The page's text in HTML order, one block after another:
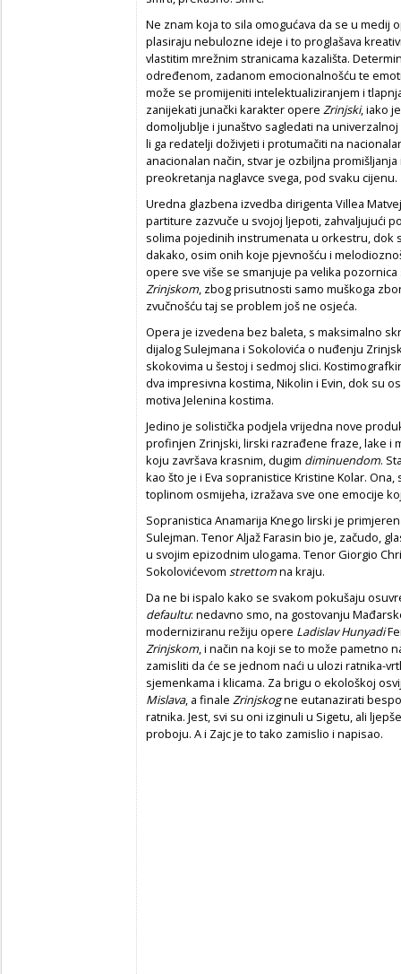
Ne znam koja to sila omogućava da se u
plasiraju nebulozne ideje i to proglašava
vlastitim mrežnim stranicama kazališta.
određenom, zadanom emocionalnošću te
može se promijeniti intelektualiziranjem i
zanijekati junački karakter opere Zrinjski, iako
domoljublje i junaštvo sagledati na
li ga redatelji doživjeti i protumačiti na
anacionalan način, stvar je ozbiljna
preokretanja naglavce svega, pod svaku cijenu.
Uredna glazbena izvedba dirigenta Villea
partiture zazvuče u svojoj ljepoti, zahvaljujući
solima pojedinih instrumenata u orkestru, dok
dakako, osim onih koje pjevnošću i
opere sve više se smanjuje pa velika pozornica
Zrinjskom , zbog prisutnosti samo muškoga
zvučnošću taj se problem još ne osjeća.
Opera je izvedena bez baleta, s maksimalno
dijalog Sulejmana i Sokolovića o nuđenju
skokovima u šestoj i sedmoj slici.
dva impresivna kostima, Nikolin i Evin, dok su
motiva Jelenina kostima.
Jedino je solistička podjela vrijedna nove
profinjen Zrinjski, lirski razrađene fraze, lake i
koju završava krasnim, dugim diminuendom.
kao što je i Eva sopranistice Kristine Kolar.
toplinom osmijeha, izražava sve one emocije
Sopranistica Anamarija Knego lirski je
Sulejman. Tenor Aljaž Farasin bio je, začudo,
u svojim epizodnim ulogama. Tenor Giorgio
Sokolovićevom strettomna kraju.
Da ne bi ispalo kako se svakom pokušaju
defaultu: nedavno smo, na gostovanju
moderniziranu režiju opere Ladislav Hunyadi
Zrinjskom , i način na koji se to može pametno
zamisliti da će se jednom naći u ulozi ratnika-
sjemenkama i klicama. Za brigu o ekološkoj
Mislava, a finale Zrinjskogne eutanazirati
ratnika. Jest, svi su oni izginuli u Sigetu, ali
proboju. A i Zajc je to tako zamislio i napisao.